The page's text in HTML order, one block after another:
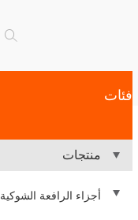
فئات
منتجات
أجزاء الرافعة الشوكية